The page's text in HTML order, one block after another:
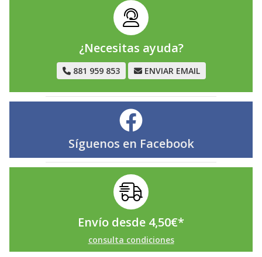
¿Necesitas ayuda?
881 959 853 ENVIAR EMAIL
Síguenos en Facebook
Envío desde 4,50€*
consulta condiciones